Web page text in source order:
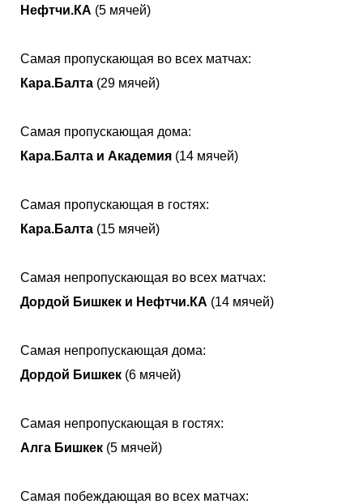
Нефтчи.КА (5 мячей)
Самая пропускающая во всех матчах:
Кара.Балта (29 мячей)
Самая пропускающая дома:
Кара.Балта и Академия (14 мячей)
Самая пропускающая в гостях:
Кара.Балта (15 мячей)
Самая непропускающая во всех матчах:
Дордой Бишкек и Нефтчи.КА (14 мячей)
Самая непропускающая дома:
Дордой Бишкек (6 мячей)
Самая непропускающая в гостях:
Алга Бишкек (5 мячей)
Самая побеждающая во всех матчах: